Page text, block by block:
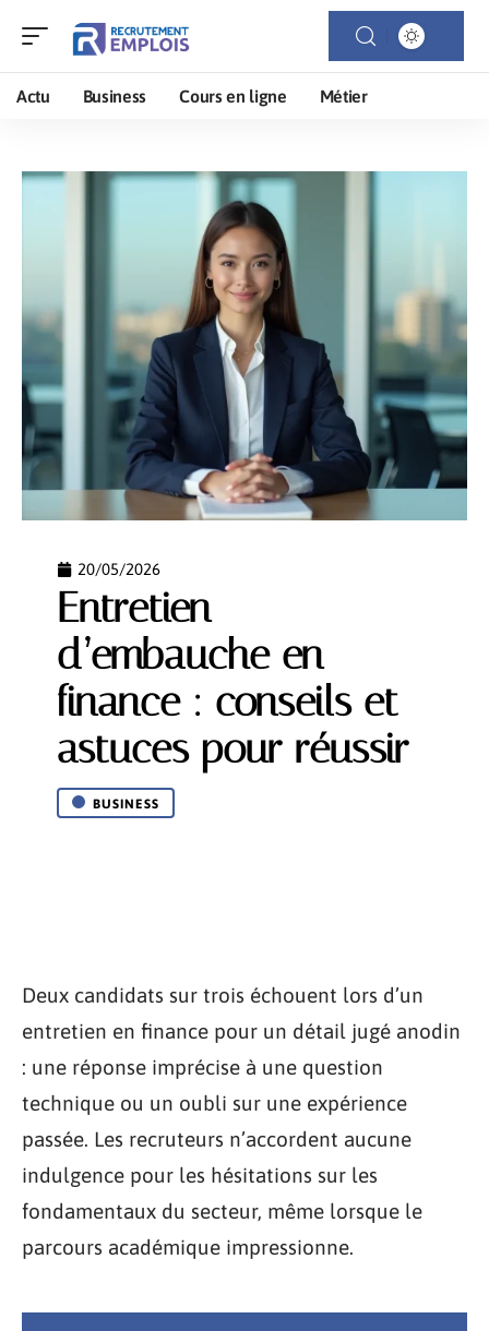
Actu Business Cours en ligne Métier
20/05/2026
Entretien
d’embauche en
finance : conseils et
astuces pour réussir
BUSINESS
Deux candidats sur trois échouent lors d’un
entretien en finance pour un détail jugé anodin
: une réponse imprécise à une question
technique ou un oubli sur une expérience
passée. Les recruteurs n’accordent aucune
indulgence pour les hésitations sur les
fondamentaux du secteur, même lorsque le
parcours académique impressionne.